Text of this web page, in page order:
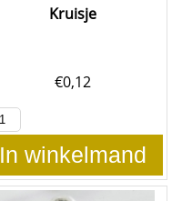
Kruisje
€0,12
In winkelmand